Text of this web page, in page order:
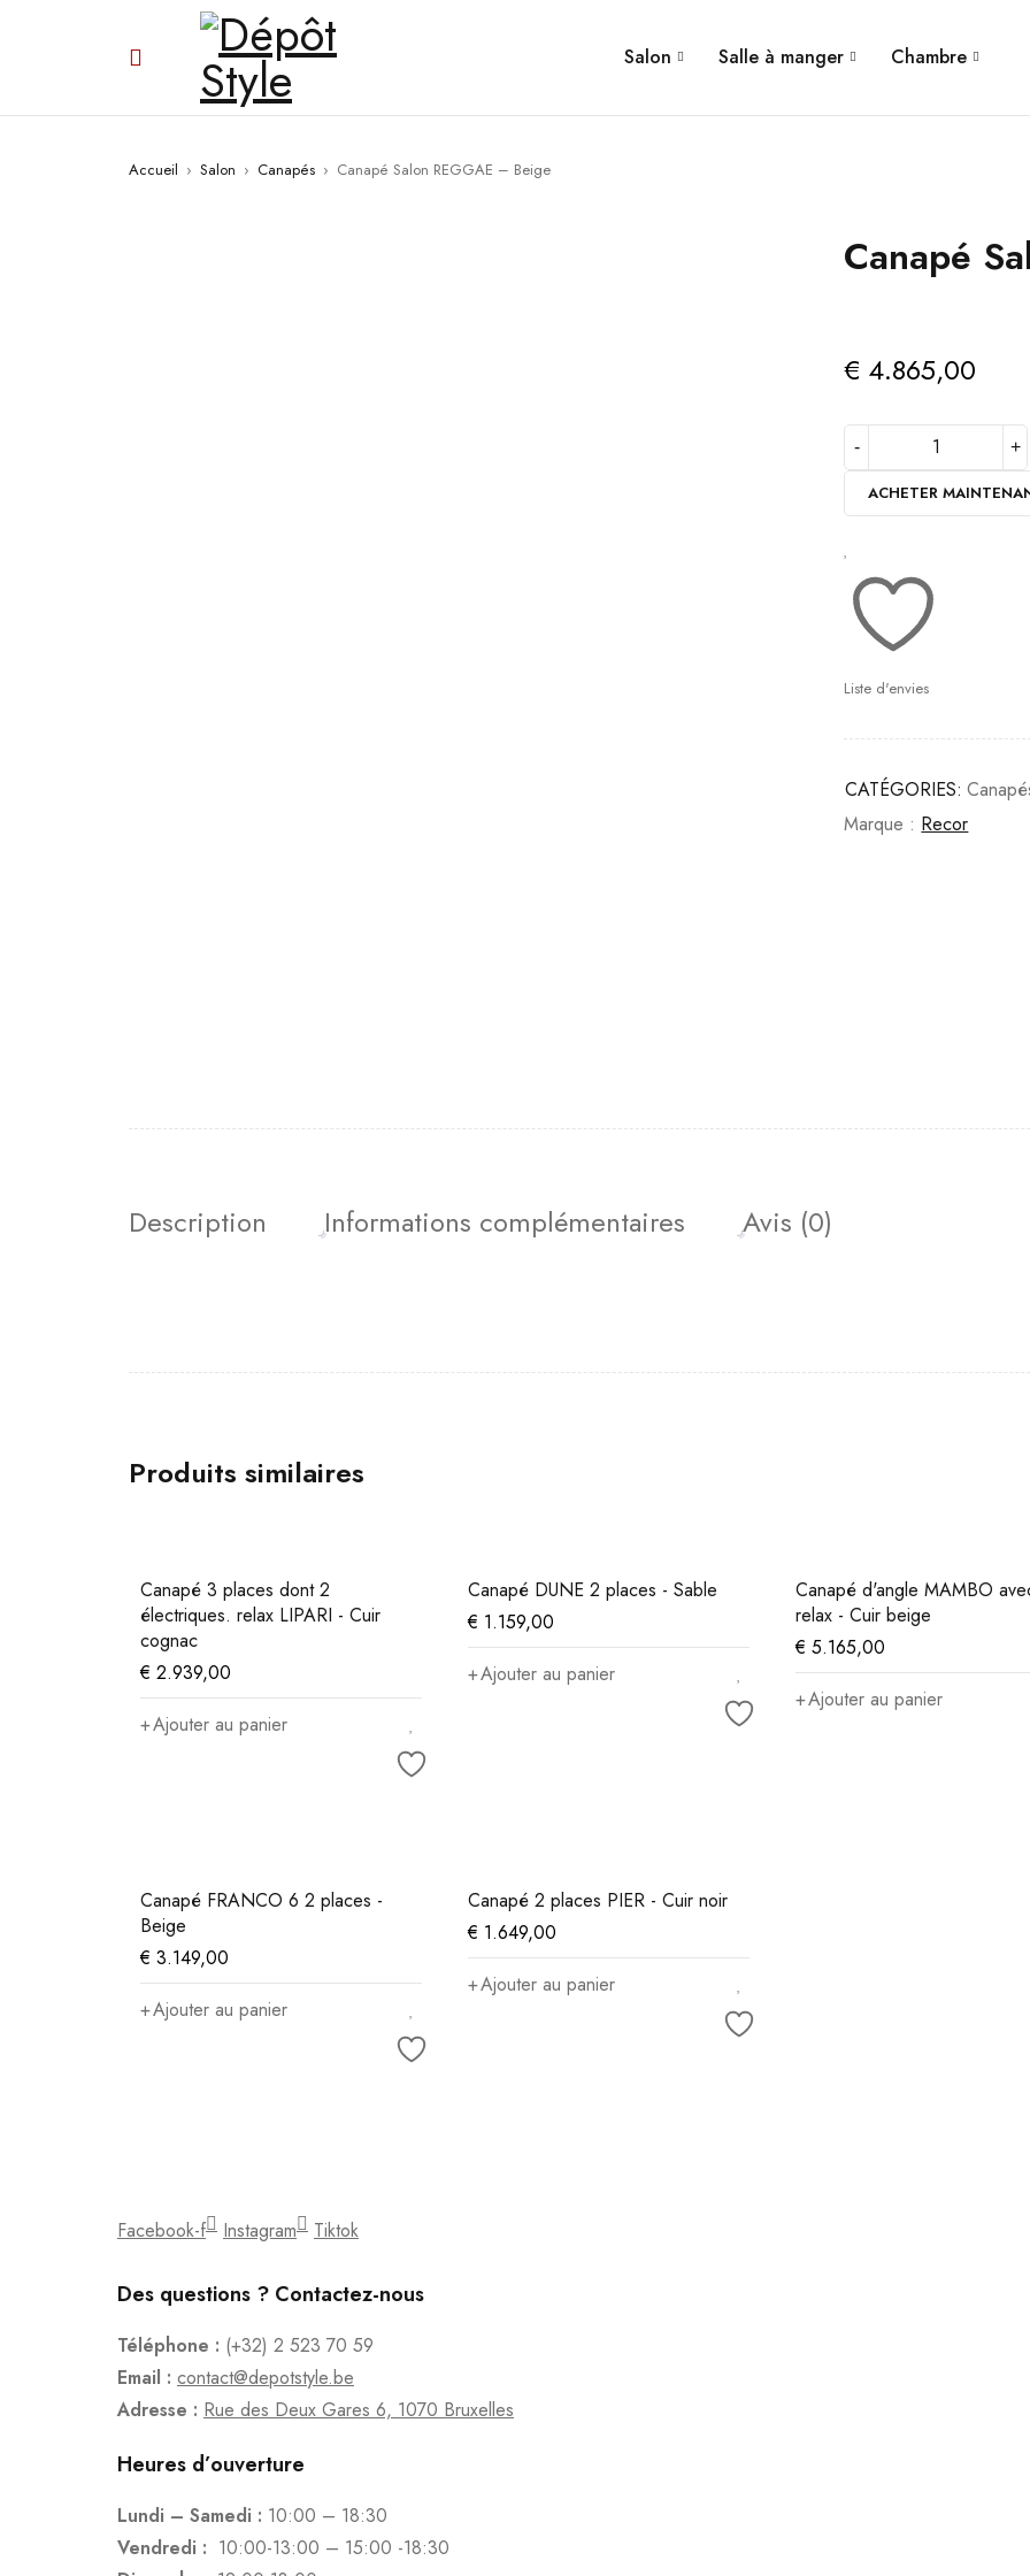
Salon Salle à manger Chambre
Accueil › Salon › Canapés › Canapé Salon REGGAE – Beige
Canapé
€ 4.865,00
ACHETER
Liste d'envies
CATÉGORIES:
Marque : Recor
Description Informations complémentaires Avis (0)
Produits similaires
Canapé 3 places dont 2
électriques. relax LIPARI - Cuir
cognac
€ 2.939,00
Ajouter au panier
Canapé DUNE 2 places - Sable
€ 1.159,00
Ajouter au panier
Canapé d'angle MAMBO
relax - Cuir beige
€ 5.165,00
Ajouter au panier
Canapé FRANCO 6 2 places -
Beige
€ 3.149,00
Ajouter au panier
Canapé 2 places PIER - Cuir noir
€ 1.649,00
Ajouter au panier
Facebook-f Instagram Tiktok
Des questions ? Contactez-nous
Téléphone : (+32) 2 523 70 59
Email : contact@depotstyle.be
Adresse : Rue des Deux Gares 6, 1070 Bruxelles
Heures d’ouverture
Lundi – Samedi : 10:00 – 18:30
Vendredi : 10:00-13:00 – 15:00 -18:30